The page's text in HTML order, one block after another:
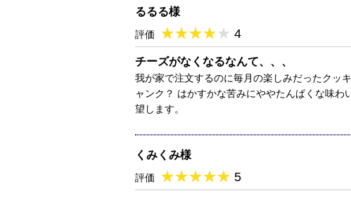
るるる様
評価 ★★★★★
★★★★★ 4
チーズがなくなるなんて、、、
我が家で注文するのに毎月の楽しみだったクッ
ャンク？ はかすかな苦みにややたんぱくな味
望します。
くみくみ様
評価 ★★★★★
★★★★★ 5